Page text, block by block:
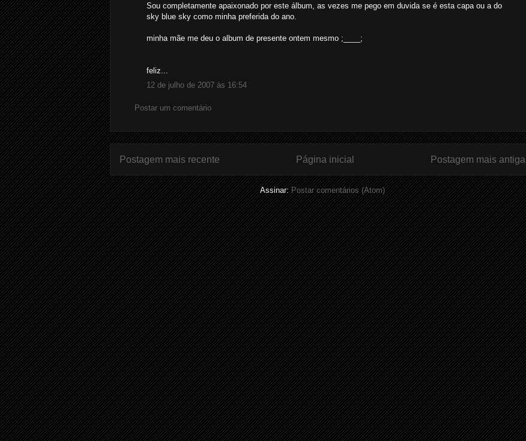
Sou completamente apaixonado por este álbum, as vezes me pego em duvida se é esta capa ou a do
sky blue sky como minha preferida do ano.
minha mãe me deu o album de presente ontem mesmo ;____;
feliz...
12 de julho de 2007 às 16:54
Postar um comentário
Postagem mais recente Postagem mais antiga
Página inicial
Assinar:Postar comentários (Atom)